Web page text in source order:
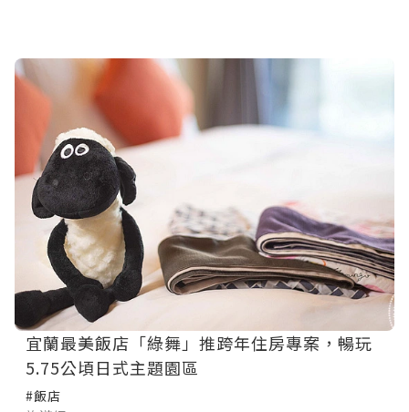
宜蘭最美飯店「綠舞」推跨年住房專案，暢玩
5.75公頃日式主題園區
#飯店